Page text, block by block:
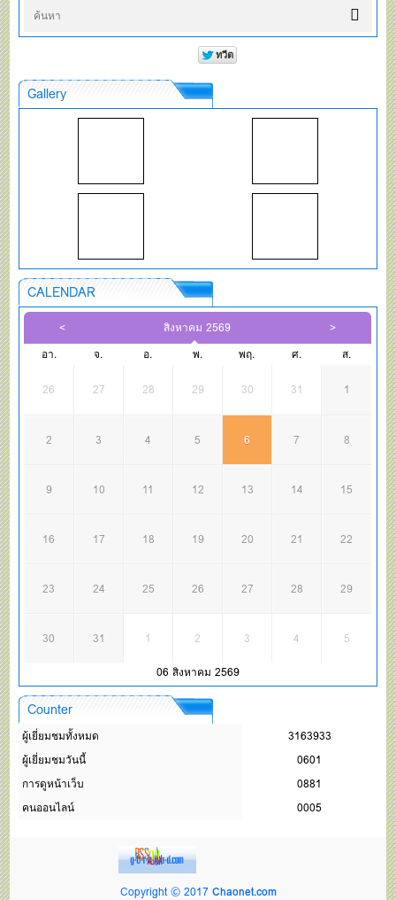
Gallery
CALENDAR
สิงหาคม 2569
อา.
จ. อ. พ. พฤ. ศ. ส.
26 27 28 29 30 31 1
2 3 4 5 6 7 8
9 10 11 12 13 14 15
16 17 18 19 20 21 22
23 24 25 26 27 28 29
30 31 1 2 3 4
5
06 สิงหาคม 2569
Counter
ผู้เยี่ยมชมทั้งหมด
3163933
ผู้เยี่ยมชมวันนี้
0601
การดูหน้าเว็บ
0881
คนออนไลน์
0005
Copyright © 2017 Chaonet.com